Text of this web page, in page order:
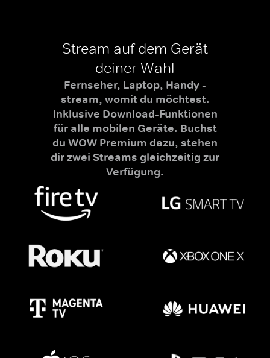
Stream auf dem Gerät
deiner Wahl
Fernseher, Laptop, Handy -
stream, womit du möchtest.
Inklusive Download-Funktionen
für alle mobilen Geräte. Buchst
du WOW Premium dazu, stehen
dir zwei Streams gleichzeitig zur
Verfügung.